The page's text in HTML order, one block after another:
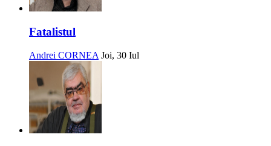
Fatalistul
Andrei CORNEA Joi, 30 Iul